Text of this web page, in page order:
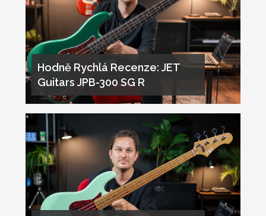
Hodně Rychlá Recenze: JET
Guitars JPB-300 SG R